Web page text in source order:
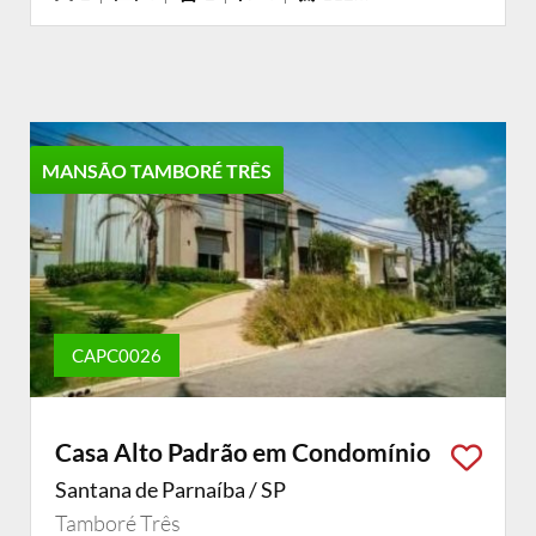
MANSÃO TAMBORÉ TRÊS
CAPC0026
Casa Alto Padrão em Condomínio
Santana de Parnaíba / SP
Tamboré Três